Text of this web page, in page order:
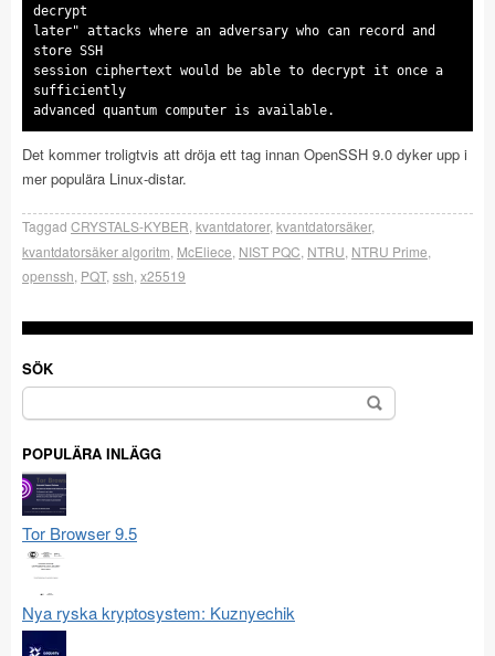
decrypt
later" attacks where an adversary who can record and
store SSH
session ciphertext would be able to decrypt it once a
sufficiently
advanced quantum computer is available.
Det kommer troligtvis att dröja ett tag innan OpenSSH 9.0 dyker upp i
mer populära Linux-distar.
Taggad CRYSTALS-KYBER kvantdatorer, kvantdatorsäker,
kvantdatorsäker algoritm McEliece NIST PQC NTRU NTRU Prime
openssh PQT, ssh x25519
SÖK
Sök
efter:
POPULÄRA INLÄGG
Tor Browser 9.5
Nya ryska kryptosystem: Kuznyechik